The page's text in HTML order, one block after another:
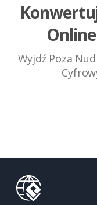
Wyjdź Poza